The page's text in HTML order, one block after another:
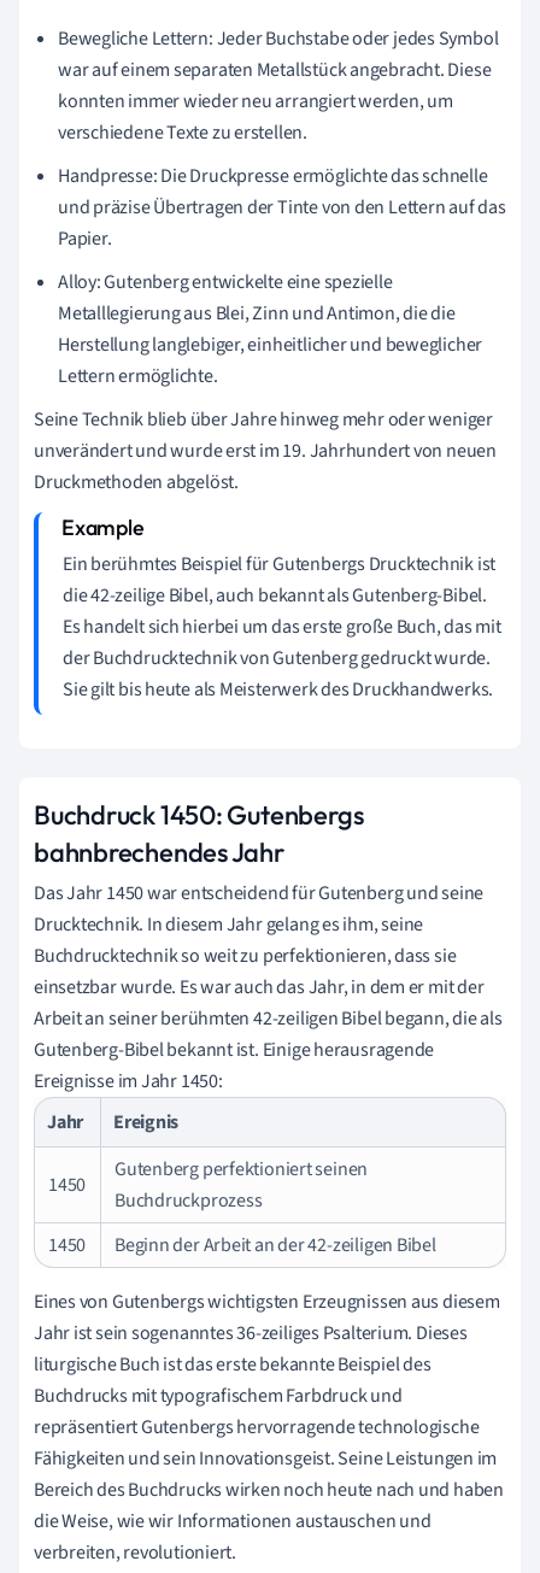
Bewegliche Lettern: Jeder Buchstabe oder jedes Symbol
war auf einem separaten Metallstück angebracht. Diese
konnten immer wieder neu arrangiert werden, um
verschiedene Texte zu erstellen.
Handpresse: Die Druckpresse ermöglichte das schnelle
und präzise Übertragen der Tinte von den Lettern auf das
Papier.
Alloy: Gutenberg entwickelte eine spezielle
Metalllegierung aus Blei, Zinn und Antimon, die die
Herstellung langlebiger, einheitlicher und beweglicher
Lettern ermöglichte.
Seine Technik blieb über Jahre hinweg mehr oder weniger
unverändert und wurde erst im 19. Jahrhundert von neuen
Druckmethoden abgelöst.
Ein berühmtes Beispiel für Gutenbergs Drucktechnik ist
die 42-zeilige Bibel, auch bekannt als Gutenberg-Bibel.
Es handelt sich hierbei um das erste große Buch, das mit
der Buchdrucktechnik von Gutenberg gedruckt wurde.
Sie gilt bis heute als Meisterwerk des Druckhandwerks.
Buchdruck 1450: Gutenbergs
bahnbrechendes Jahr
Das Jahr 1450 war entscheidend für Gutenberg und seine
Drucktechnik. In diesem Jahr gelang es ihm, seine
Buchdrucktechnik so weit zu perfektionieren, dass sie
einsetzbar wurde. Es war auch das Jahr, in dem er mit der
Arbeit an seiner berühmten 42-zeiligen Bibel begann, die als
Gutenberg-Bibel bekannt ist. Einige herausragende
Ereignisse im Jahr 1450:
Jahr
Ereignis
1450
Gutenberg perfektioniert seinen
Buchdruckprozess
1450
Beginn der Arbeit an der 42-zeiligen Bibel
Eines von Gutenbergs wichtigsten Erzeugnissen aus diesem
Jahr ist sein sogenanntes 36-zeiliges Psalterium. Dieses
liturgische Buch ist das erste bekannte Beispiel des
Buchdrucks mit typografischem Farbdruck und
repräsentiert Gutenbergs hervorragende technologische
Fähigkeiten und sein Innovationsgeist. Seine Leistungen im
Bereich des Buchdrucks wirken noch heute nach und haben
die Weise, wie wir Informationen austauschen und
verbreiten, revolutioniert.